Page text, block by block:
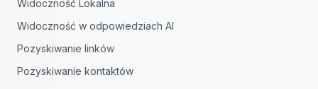
Widoczność Lokalna
Widoczność w odpowiedziach AI
Pozyskiwanie linków
Pozyskiwanie kontaktów